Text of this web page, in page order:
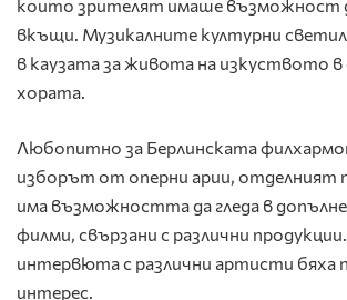
които зрителят имаше възможност
вкъщи. Музикалните културни
в каузата за живота на изкуството
хората.
Любопитно за Берлинската
изборът от оперни арии, отделният
има възможността да гледа в
филми, свързани с различни
интервюта с различни артисти бяха
интерес.